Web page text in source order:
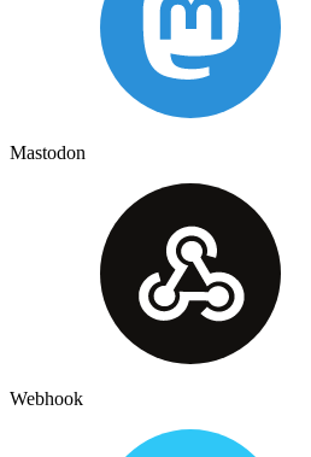
Mastodon
Webhook